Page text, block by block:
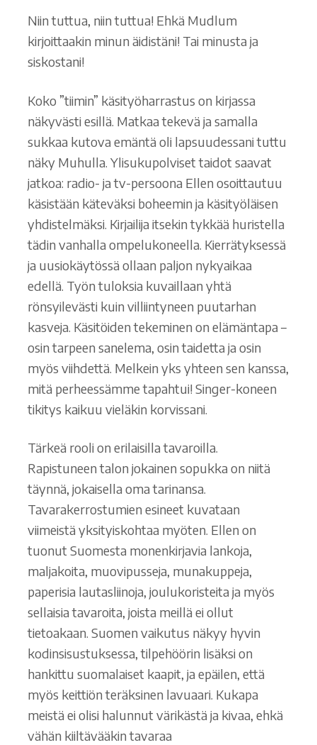
Niin tuttua, niin tuttua! Ehkä Mudlum
kirjoittaakin minun äidistäni! Tai minusta ja
siskostani!
Koko ”tiimin” käsityöharrastus on kirjassa
näkyvästi esillä. Matkaa tekevä ja samalla
sukkaa kutova emäntä oli lapsuudessani tuttu
näky Muhulla. Ylisukupolviset taidot saavat
jatkoa: radio- ja tv-persoona Ellen osoittautuu
käsistään käteväksi boheemin ja käsityöläisen
yhdistelmäksi. Kirjailija itsekin tykkää huristella
tädin vanhalla ompelukoneella. Kierrätyksessä
ja uusiokäytössä ollaan paljon nykyaikaa
edellä. Työn tuloksia kuvaillaan yhtä
rönsyilevästi kuin villiintyneen puutarhan
kasveja. Käsitöiden tekeminen on elämäntapa –
osin tarpeen sanelema, osin taidetta ja osin
myös viihdettä. Melkein yks yhteen sen kanssa,
mitä perheessämme tapahtui! Singer-koneen
tikitys kaikuu vieläkin korvissani.
Tärkeä rooli on erilaisilla tavaroilla.
Rapistuneen talon jokainen sopukka on niitä
täynnä, jokaisella oma tarinansa.
Tavarakerrostumien esineet kuvataan
viimeistä yksityiskohtaa myöten. Ellen on
tuonut Suomesta monenkirjavia lankoja,
maljakoita, muovipusseja, munakuppeja,
paperisia lautasliinoja, joulukoristeita ja myös
sellaisia tavaroita, joista meillä ei ollut
tietoakaan. Suomen vaikutus näkyy hyvin
kodinsisustuksessa, tilpehöörin lisäksi on
hankittu suomalaiset kaapit, ja epäilen, että
myös keittiön teräksinen lavuaari. Kukapa
meistä ei olisi halunnut värikästä ja kivaa, ehkä
vähän kiiltävääkin tavaraa